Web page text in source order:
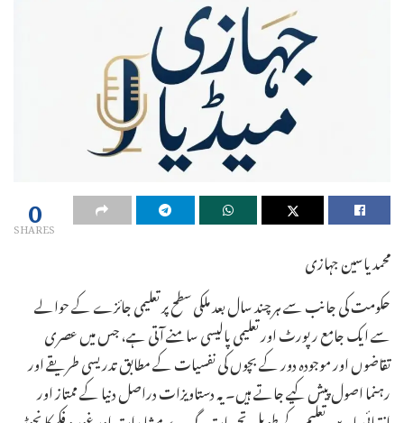
0
SHARES
محمد یاسین جہازی
حکومت کی جانب سے ہر چند سال بعد ملکی سطح پر تعلیمی جائزے کے حوالے
سے ایک جامع رپورٹ اور تعلیمی پالیسی سامنے آتی ہے، جس میں عصری
تقاضوں اور موجودہ دور کے بچوں کی نفسیات کے مطابق تدریسی طریقے اور
رہنما اصول پیش کیے جاتے ہیں۔ یہ دستاویزات دراصل دنیا کے ممتاز اور